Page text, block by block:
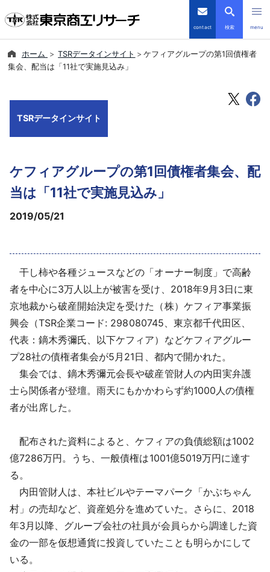
contact 検索 menu
倒産・注目企業情報
会社案内
導入事例
採用情報
English
ホーム TSRデータインサイト
ケフィアグループの第1回債権者
集会、配当は「11社で実施見込み」
TSRデータインサイト
ケフィアグループの第1回債権者集会、配
当は「11社で実施見込み」
2019/05/21
干し柿や各種ジュースなどの「オーナー制度」で高齢
者を中心に3万人以上が被害を受け、2018年9月3日に東
京地裁から破産開始決定を受けた（株）ケフィア事業振
興会（TSR企業コード: 298080745、東京都千代田区、
代表：鏑木秀彌氏、以下ケフィア）などケフィアグルー
プ28社の債権者集会が5月21日、都内で開かれた。
集会では、鏑木秀彌元会長や破産管財人の内田実弁護
士ら関係者が登壇。雨天にもかかわらず約1000人の債権
者が出席した。
配布された資料によると、ケフィアの負債総額は1002
億7286万円。うち、一般債権は1001億5019万円に達す
る。
内田管財人は、本社ビルやテーマパーク「かぶちゃん
村」の売却など、資産処分を進めていた。さらに、2018
年3月以降、グループ会社の社員が会員らから調達した資
金の一部を仮想通貨に投資していたことも明らかにして
いる。